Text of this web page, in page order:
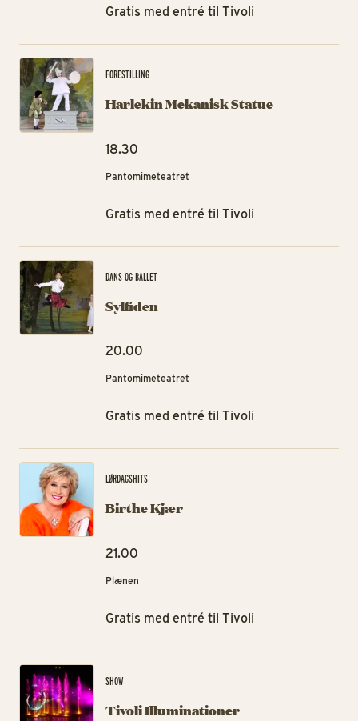
Gratis med entré til Tivoli
FORESTILLING
Harlekin Mekanisk Statue
18.30
Pantomimeteatret
Gratis med entré til Tivoli
DANS OG BALLET
Sylfiden
20.00
Pantomimeteatret
Gratis med entré til Tivoli
LØRDAGSHITS
Birthe Kjær
21.00
Plænen
Gratis med entré til Tivoli
SHOW
Tivoli Illuminationer